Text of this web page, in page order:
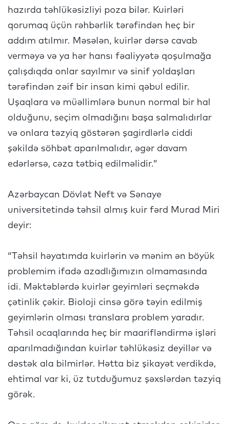
hazırda təhlükəsizliyi poza bilər. Kuirləri
qorumaq üçün rəhbərlik tərəfindən heç bir
addım atılmır. Məsələn, kuirlər dərsə cavab
verməyə və ya hər hansı fəaliyyətə qoşulmağa
çalışdıqda onlar sayılmır və sinif yoldaşları
tərəfindən zəif bir insan kimi qəbul edilir.
Uşaqlara və müəllimlərə bunun normal bir hal
olduğunu, seçim olmadığını başa salmalıdırlar
və onlara təzyiq göstərən şagirdlərlə ciddi
şəkildə söhbət aparılmalıdır, əgər davam
edərlərsə, cəza tətbiq edilməlidir.”
Azərbaycan Dövlət Neft və Sənaye
universitetində təhsil almış kuir fərd Murad Miri
deyir:
“Təhsil həyatımda kuirlərin və mənim ən böyük
problemim ifadə azadlığımızın olmamasında
idi. Məktəblərdə kuirlər geyimləri seçməkdə
çətinlik çəkir. Bioloji cinsə görə təyin edilmiş
geyimlərin olması translara problem yaradır.
Təhsil ocaqlarında heç bir maarifləndirmə işləri
aparılmadığından kuirlər təhlükəsiz deyillər və
dəstək ala bilmirlər. Hətta biz şikayət verdikdə,
ehtimal var ki, üz tutduğumuz şəxslərdən təzyiq
görək.